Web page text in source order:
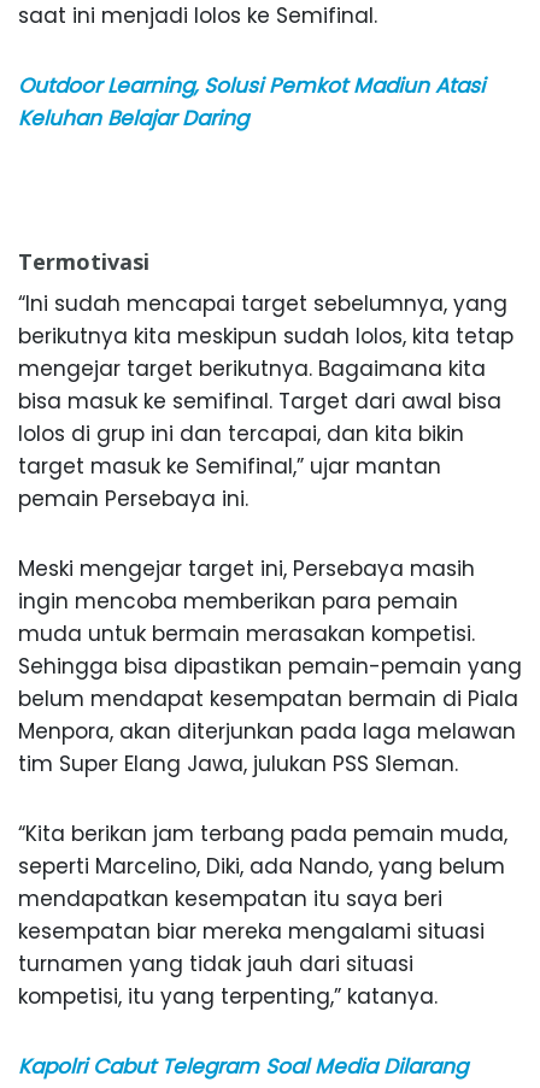
saat ini menjadi lolos ke Semifinal.
Outdoor Learning, Solusi Pemkot Madiun Atasi
Keluhan Belajar Daring
Termotivasi
“Ini sudah mencapai target sebelumnya, yang
berikutnya kita meskipun sudah lolos, kita tetap
mengejar target berikutnya. Bagaimana kita
bisa masuk ke semifinal. Target dari awal bisa
lolos di grup ini dan tercapai, dan kita bikin
target masuk ke Semifinal,” ujar mantan
pemain Persebaya ini.
Meski mengejar target ini, Persebaya masih
ingin mencoba memberikan para pemain
muda untuk bermain merasakan kompetisi.
Sehingga bisa dipastikan pemain-pemain yang
belum mendapat kesempatan bermain di Piala
Menpora, akan diterjunkan pada laga melawan
tim Super Elang Jawa, julukan PSS Sleman.
“Kita berikan jam terbang pada pemain muda,
seperti Marcelino, Diki, ada Nando, yang belum
mendapatkan kesempatan itu saya beri
kesempatan biar mereka mengalami situasi
turnamen yang tidak jauh dari situasi
kompetisi, itu yang terpenting,” katanya.
Kapolri Cabut Telegram Soal Media Dilarang